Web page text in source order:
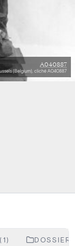
A040887
(Belgium), cliché A040887